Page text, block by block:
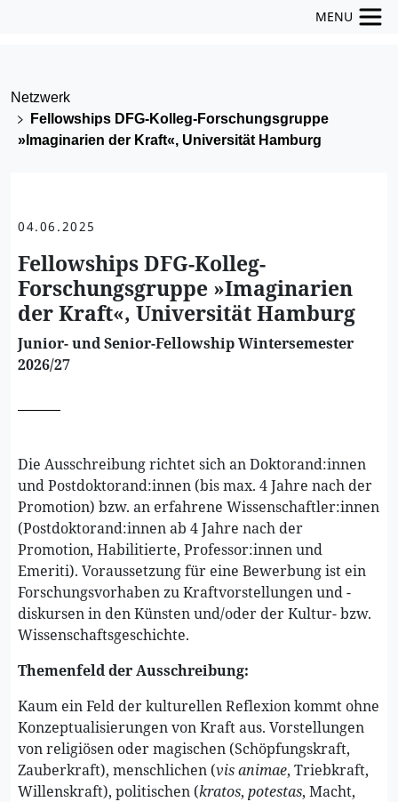
MENU
Netzwerk
Fellowships DFG-Kolleg-Forschungsgruppe
»Imaginarien der Kraft«, Universität Hamburg
04.06.2025
Fellowships DFG-Kolleg-
Forschungsgruppe »Imaginarien
der Kraft«, Universität Hamburg
Junior- und Senior-Fellowship Wintersemester
2026/27
Die Ausschreibung richtet sich an Doktorand:innen
und Postdoktorand:innen (bis max. 4 Jahre nach der
Promotion) bzw. an erfahrene Wissenschaftler:innen
(Postdoktorand:innen ab 4 Jahre nach der
Promotion, Habilitierte, Professor:innen und
Emeriti). Voraussetzung für eine Bewerbung ist ein
Forschungsvorhaben zu Kraftvorstellungen und -
diskursen in den Künsten und/oder der Kultur- bzw.
Wissenschaftsgeschichte.
Themenfeld der Ausschreibung:
Kaum ein Feld der kulturellen Reflexion kommt ohne
Konzeptualisierungen von Kraft aus. Vorstellungen
von religiösen oder magischen (Schöpfungskraft,
Zauberkraft), menschlichen (vis animae, Triebkraft,
Willenskraft), politischen (kratos, potestas, Macht,